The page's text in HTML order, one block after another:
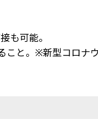
も可能。
こと。※新型コロナ